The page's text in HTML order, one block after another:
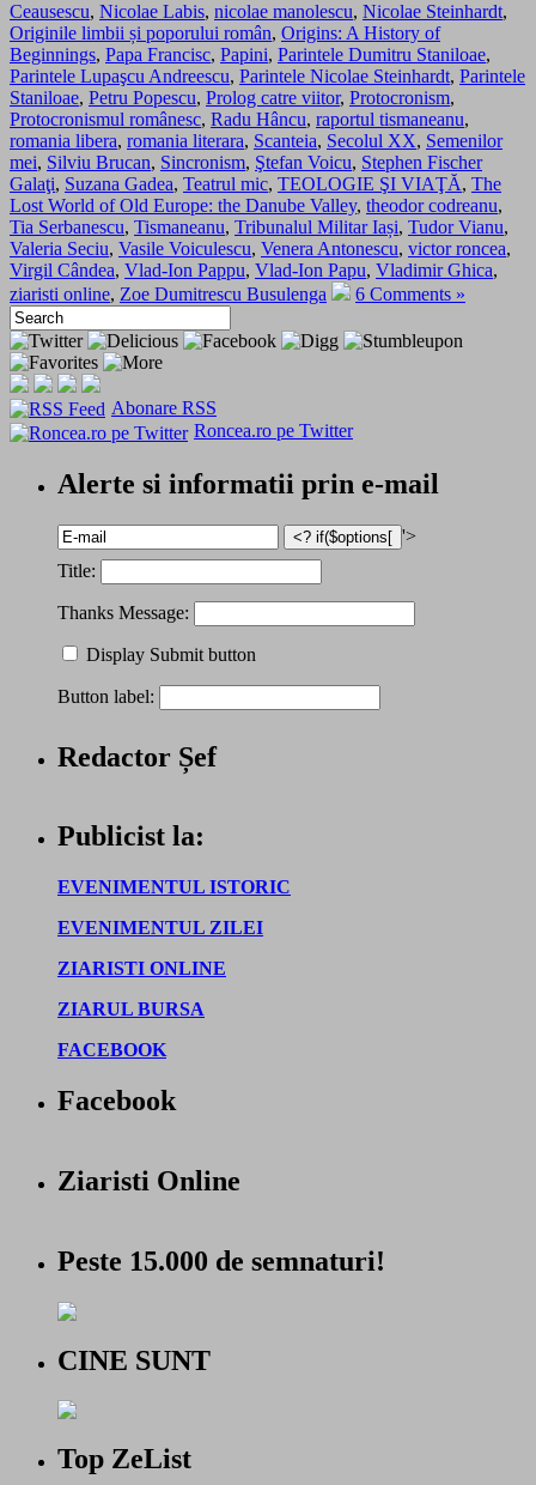
Ceausescu, Nicolae Labis, nicolae manolescu, Nicolae Steinhardt,
Originile limbii și poporului român, Origins: A History of
Beginnings, Papa Francisc, Papini, Parintele Dumitru Staniloae,
Parintele Lupaşcu Andreescu, Parintele Nicolae Steinhardt, Parintele
Staniloae, Petru Popescu, Prolog catre viitor, Protocronism,
Protocronismul românesc, Radu Hâncu, raportul tismaneanu,
romania libera, romania literara, Scanteia, Secolul XX, Semenilor
mei, Silviu Brucan, Sincronism, Ştefan Voicu, Stephen Fischer
Galaţi, Suzana Gadea, Teatrul mic, TEOLOGIE ŞI VIAŢĂ, The
Lost World of Old Europe: the Danube Valley, theodor codreanu,
Tia Serbanescu, Tismaneanu, Tribunalul Militar Iași, Tudor Vianu,
Valeria Seciu, Vasile Voiculescu, Venera Antonescu, victor roncea,
Virgil Cândea, Vlad-Ion Pappu, Vlad-Ion Papu, Vladimir Ghica,
ziaristi online, Zoe Dumitrescu Busulenga 6 Comments »
Abonare RSS
Roncea.ro pe Twitter
Alerte si informatii prin e-mail
'>
Title:
Thanks Message:
Display Submit button
Button label:
Redactor Șef
Publicist la:
EVENIMENTUL ISTORIC
EVENIMENTUL ZILEI
ZIARISTI ONLINE
ZIARUL BURSA
FACEBOOK
Facebook
Ziaristi Online
Peste 15.000 de semnaturi!
CINE SUNT
Top ZeList